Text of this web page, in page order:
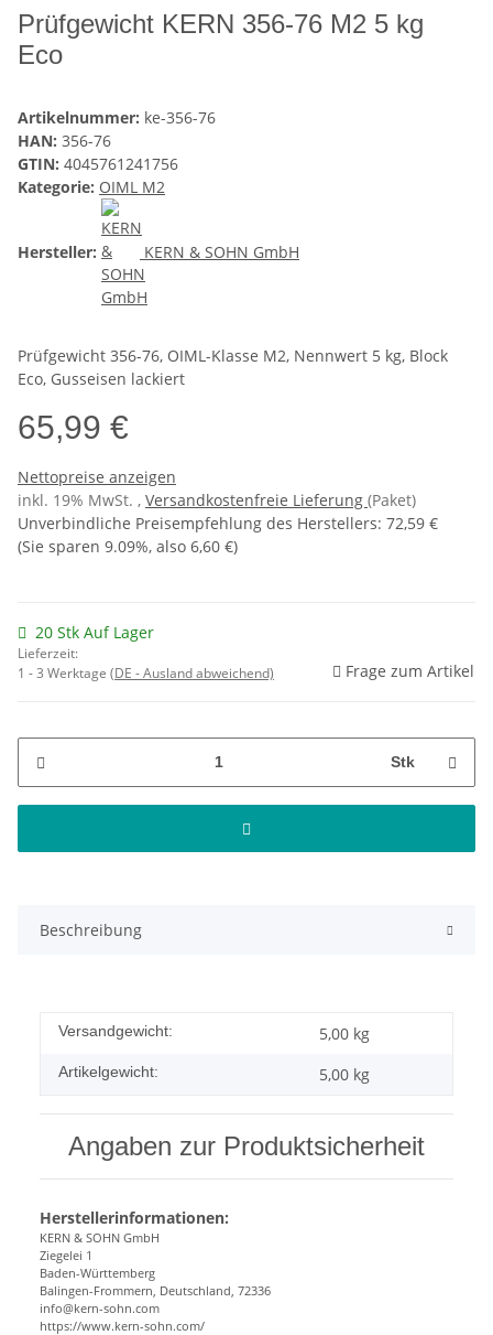
Prüfgewicht KERN 356-76 M2 5 kg
Eco
Artikelnummer: ke-356-76
HAN: 356-76
GTIN: 4045761241756
Kategorie: OIML M2
Hersteller: KERN & SOHN GmbH
Prüfgewicht 356-76, OIML-Klasse M2, Nennwert 5 kg, Block
Eco, Gusseisen lackiert
65,99 €
Nettopreise anzeigen
inkl. 19% MwSt. , Versandkostenfreie Lieferung (Paket)
Unverbindliche Preisempfehlung des Herstellers: 72,59 €
(Sie sparen 9.09%, also 6,60 €)
20 Stk Auf Lager
Lieferzeit:
1 - 3 Werktage (DE - Ausland abweichend) Frage zum Artikel
Stk
Beschreibung
Versandgewicht: 5,00 kg
Artikelgewicht: 5,00 kg
Angaben zur Produktsicherheit
Herstellerinformationen:
KERN & SOHN GmbH
Ziegelei 1
Baden-Württemberg
Balingen-Frommern, Deutschland, 72336
info@kern-sohn.com
https://www.kern-sohn.com/